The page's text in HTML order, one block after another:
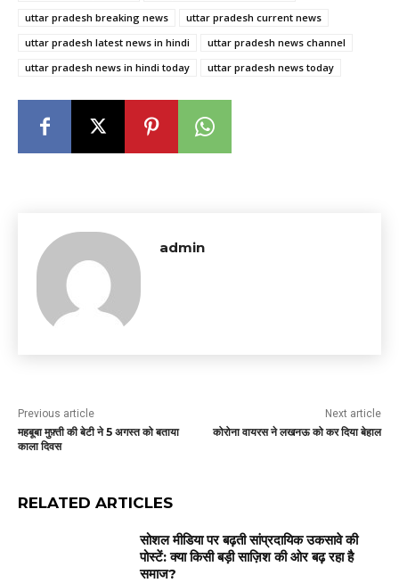
uttar pradesh breaking news
uttar pradesh current news
uttar pradesh latest news in hindi
uttar pradesh news channel
uttar pradesh news in hindi today
uttar pradesh news today
admin
Previous article
महबूबा मुफ़्ती की बेटी ने 5 अगस्त को बताया
काला दिवस
Next article
कोरोना वायरस ने लखनऊ को कर दिया बेहाल
RELATED ARTICLES
सोशल मीडिया पर बढ़ती सांप्रदायिक उकसावे की
पोस्टें: क्या किसी बड़ी साज़िश की ओर बढ़ रहा है
समाज?